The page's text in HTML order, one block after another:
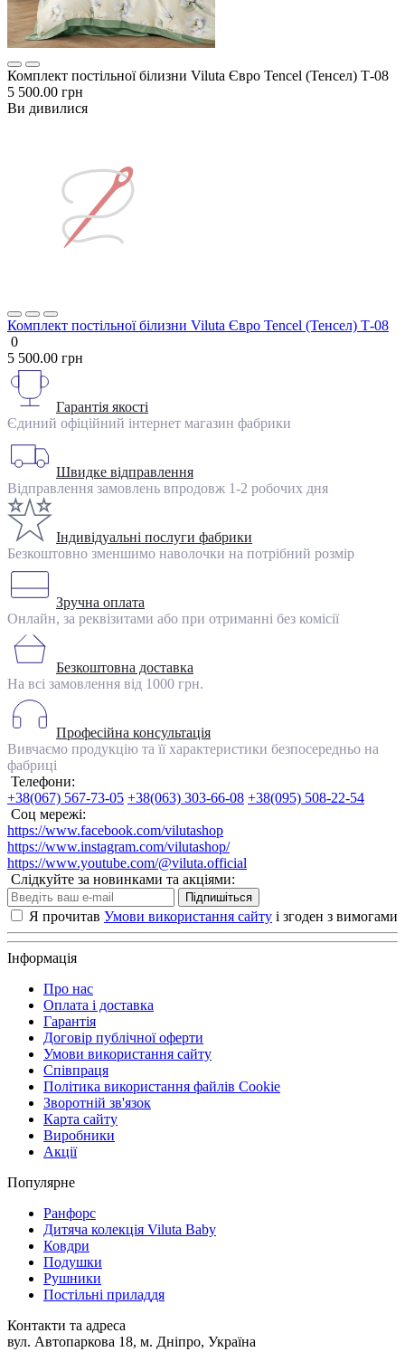
Комплект постільної білизни Viluta Євро Tencel (Тенсел) Т-08
5 500.00 грн
Ви дивилися
Комплект постільної білизни Viluta Євро Tencel (Тенсел) Т-08
0
5 500.00 грн
Гарантія якості
Єдиний офіційний інтернет магазин фабрики
Швидке відправлення
Відправлення замовлень впродовж 1-2 робочих дня
Індивідуальні послуги фабрики
Безкоштовно зменшимо наволочки на потрібний розмір
Зручна оплата
Онлайн, за реквізитами або при отриманні без комісії
Безкоштовна доставка
На всі замовлення від 1000 грн.
Професійна консультація
Вивчаємо продукцію та її характеристики безпосередньо на
фабриці
Телефони:
+38(067) 567-73-05 +38(063) 303-66-08 +38(095) 508-22-54
Соц мережі:
https://www.facebook.com/vilutashop
https://www.instagram.com/vilutashop/
https://www.youtube.com/@viluta.official
Слідкуйте за новинками та акціями:
Підпишіться
Я прочитав Умови використання сайту і згоден з вимогами
Інформація
Про нас
Оплата і доставка
Гарантія
Договір публічної оферти
Умови використання сайту
Співпраця
Політика використання файлів Cookie
Зворотній зв'язок
Карта сайту
Виробники
Акції
Популярне
Ранфорс
Дитяча колекція Viluta Baby
Ковдри
Подушки
Рушники
Постільні приладдя
Контакти та адреса
вул. Автопаркова 18, м. Дніпро, Україна